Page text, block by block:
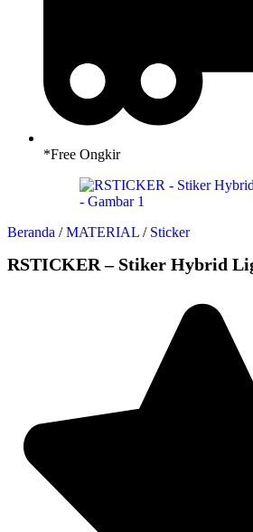
*Free Ongkir
Beranda / MATERIAL / Sticker
RSTICKER – Stiker Hybrid